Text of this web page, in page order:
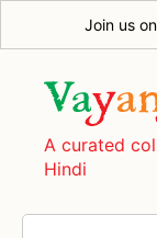
Join us on
A curated
Hindi